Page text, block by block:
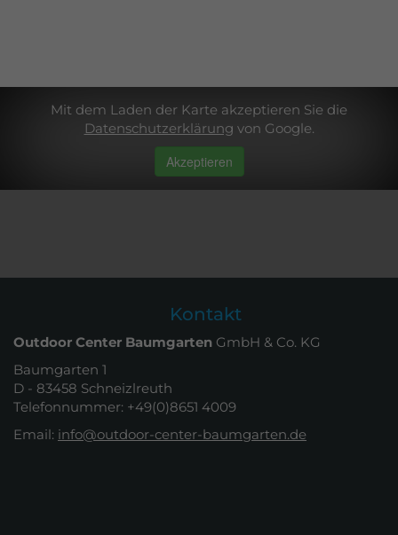
Mit dem Laden der Karte akzeptieren Sie die
Datenschutzerklärung von Google.
Akzeptieren
Kontakt
Outdoor Center Baumgarten GmbH & Co. KG
Baumgarten 1
D - 83458 Schneizlreuth
Telefonnummer: +49(0)8651 4009
Email: info@outdoor-center-baumgarten.de